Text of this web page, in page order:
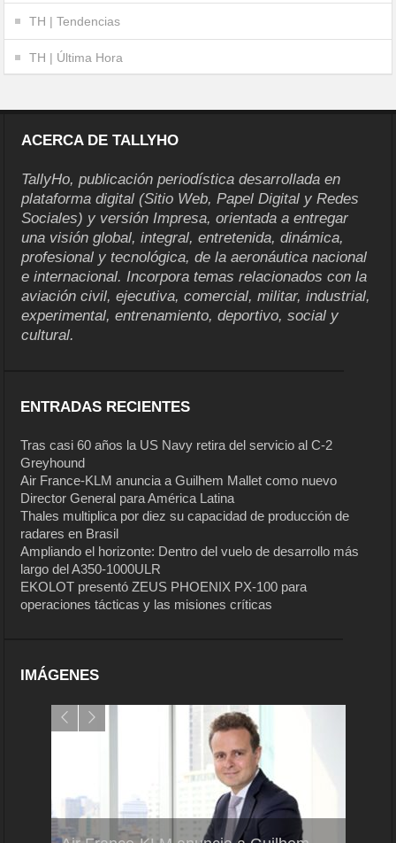
TH | Tendencias
TH | Última Hora
ACERCA DE TALLYHO
TallyHo, publicación periodística desarrollada en
plataforma digital (Sitio Web, Papel Digital y Redes
Sociales) y versión Impresa, orientada a entregar
una visión global, integral, entretenida, dinámica,
profesional y tecnológica, de la aeronáutica nacional
e internacional. Incorpora temas relacionados con la
aviación civil, ejecutiva, comercial, militar, industrial,
experimental, entrenamiento, deportivo, social y
cultural.
ENTRADAS RECIENTES
Tras casi 60 años la US Navy retira del servicio al C-2
Greyhound
Air France-KLM anuncia a Guilhem Mallet como nuevo
Director General para América Latina
Thales multiplica por diez su capacidad de producción de
radares en Brasil
Ampliando el horizonte: Dentro del vuelo de desarrollo más
largo del A350-1000ULR
EKOLOT presentó ZEUS PHOENIX PX-100 para
operaciones tácticas y las misiones críticas
IMÁGENES